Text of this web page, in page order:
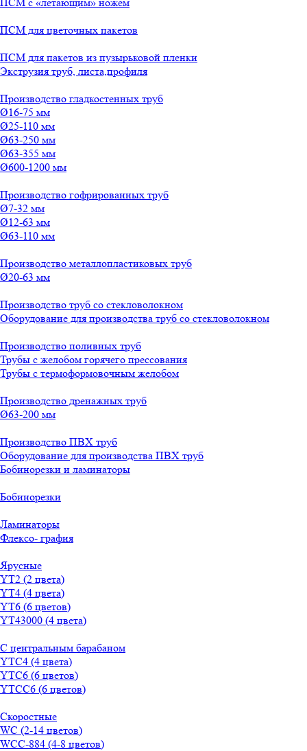
ПСМ для цветочных пакетов
ПСМ для пакетов из пузырьковой пленки
Экструзия труб, листа,профиля
Производство гладкостенных труб
Ø16-75 мм
Ø25-110 мм
Ø63-250 мм
Ø63-355 мм
Ø600-1200 мм
Производство гофрированных труб
Ø7-32 мм
Ø12-63 мм
Ø63-110 мм
Производство металлопластиковых труб
Ø20-63 мм
Производство труб со стекловолокном
Оборудование для производства труб со стекловолокном
Производство поливных труб
Трубы с желобом горячего прессования
Трубы с термоформовочным желобом
Производство дренажных труб
Ø63-200 мм
Производство ПВХ труб
Оборудование для производства ПВХ труб
Бобинорезки и ламинаторы
Бобинорезки
Ламинаторы
Флексо- графия
Ярусные
YT2 (2 цвета)
YT4 (4 цвета)
YT6 (6 цветов)
YT43000 (4 цвета)
С центральным барабаном
YТС4 (4 цвета)
YТС6 (6 цветов)
YТСC6 (6 цветов)
Скоростные
WС (2-14 цветов)
WСС-884 (4-8 цветов)